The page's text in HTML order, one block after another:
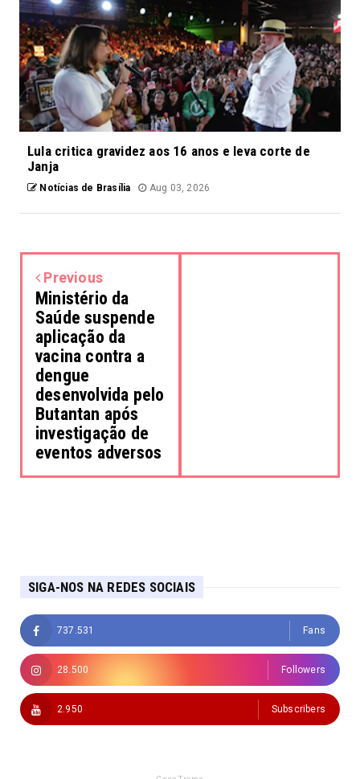
Lula critica gravidez aos 16 anos e leva corte de
Janja
Notícias de Brasília Aug 03, 2026
Previous
Ministério da
Saúde suspende
aplicação da
vacina contra a
dengue
desenvolvida pelo
Butantan após
investigação de
eventos adversos
SIGA-NOS NA REDES SOCIAIS
737.531 Fans
28.500 Followers
2.950 Subscribers